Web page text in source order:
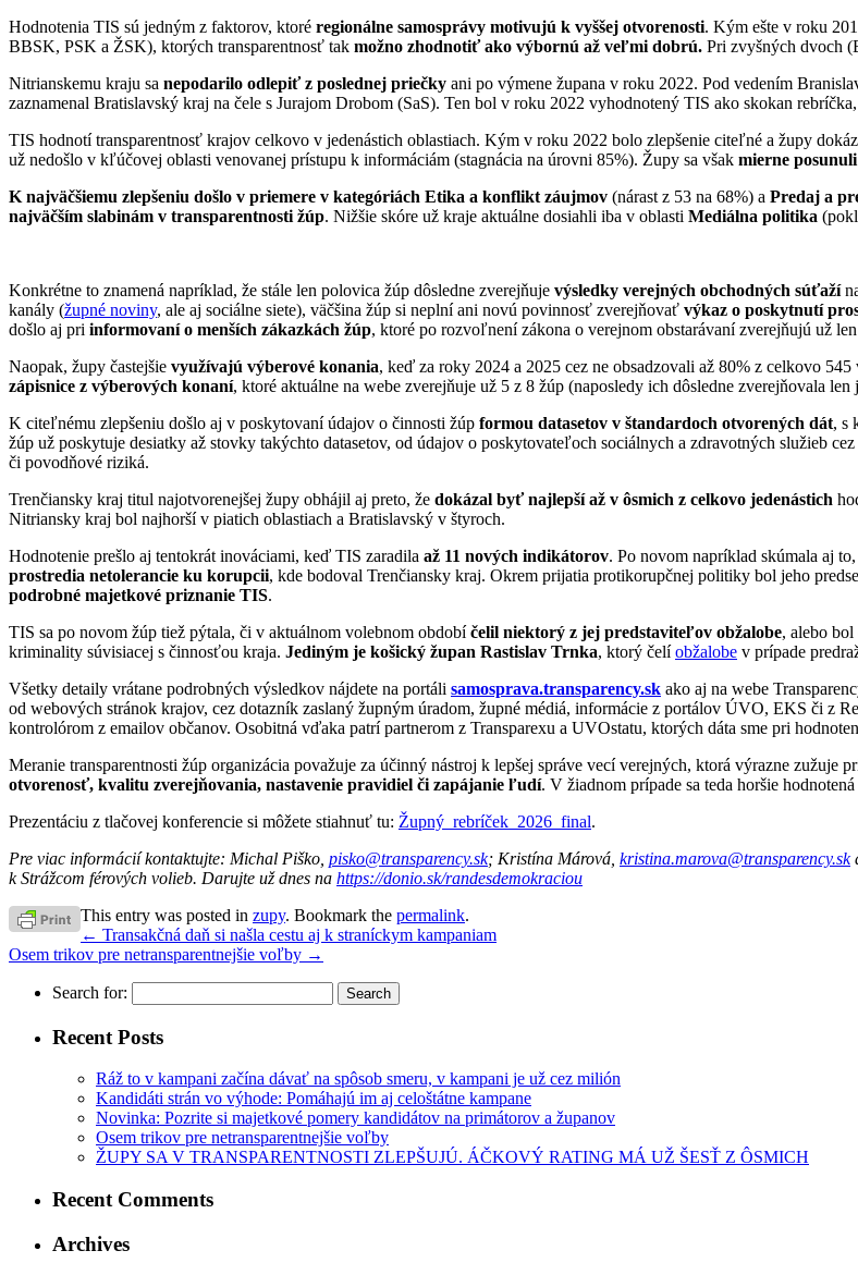
Hodnotenia TIS sú jedným z faktorov, ktoré regionálne samosprávy motivujú k vyššej otvorenosti. Kým ešte v roku
BBSK, PSK a ŽSK), ktorých transparentnosť tak možno zhodnotiť ako výbornú až veľmi dobrú. Pri zvyšných dvoch
Nitrianskemu kraju sa nepodarilo odlepiť z poslednej priečky ani po výmene župana v roku 2022. Pod vedením
zaznamenal Bratislavský kraj na čele s Jurajom Drobom (SaS). Ten bol v roku 2022 vyhodnotený TIS ako skokan rebríčka,
TIS hodnotí transparentnosť krajov celkovo v jedenástich oblastiach. Kým v roku 2022 bolo zlepšenie citeľné a župy
už nedošlo v kľúčovej oblasti venovanej prístupu k informáciám (stagnácia na úrovni 85%). Župy sa však mierne
K najväčšiemu zlepšeniu došlo v priemere v kategóriách Etika a konflikt záujmov (nárast z 53 na 68%) a Predaj a
najväčším slabinám v transparentnosti žúp. Nižšie skóre už kraje aktuálne dosiahli iba v oblasti Mediálna politika
Konkrétne to znamená napríklad, že stále len polovica žúp dôsledne zverejňuje výsledky verejných obchodných súťaží
kanály (župné noviny, ale aj sociálne siete), väčšina žúp si neplní ani novú povinnosť zverejňovať výkaz o poskytnutí
došlo aj pri informovaní o menších zákazkách žúp, ktoré po rozvoľnení zákona o verejnom obstarávaní zverejňujú už
Naopak, župy častejšie využívajú výberové konania, keď za roky 2024 a 2025 cez ne obsadzovali až 80% z celkovo
zápisnice z výberových konaní, ktoré aktuálne na webe zverejňuje už 5 z 8 žúp (naposledy ich dôsledne zverejňovala len
K citeľnému zlepšeniu došlo aj v poskytovaní údajov o činnosti žúp formou datasetov v štandardoch otvorených dát, s
žúp už poskytuje desiatky až stovky takýchto datasetov, od údajov o poskytovateľoch sociálnych a zdravotných služieb
či povodňové riziká.
Trenčiansky kraj titul najotvorenejšej župy obhájil aj preto, že dokázal byť najlepší až v ôsmich z celkovo jedenástich
Nitriansky kraj bol najhorší v piatich oblastiach a Bratislavský v štyroch.
Hodnotenie prešlo aj tentokrát inováciami, keď TIS zaradila až 11 nových indikátorov. Po novom napríklad skúmala aj
prostredia netolerancie ku korupcii, kde bodoval Trenčiansky kraj. Okrem prijatia protikorupčnej politiky bol jeho
podrobné majetkové priznanie TIS.
TIS sa po novom žúp tiež pýtala, či v aktuálnom volebnom obdobíčelil niektorý z jej predstaviteľov obžalobe, alebo
kriminality súvisiacej s činnosťou kraja. Jediným je košický župan Rastislav Trnka, ktorý čelíobžalobe v prípade
Všetky detaily vrátane podrobných výsledkov nájdete na portáli samosprava.transparency.sk ako aj na webe
od webových stránok krajov, cez dotazník zaslaný župným úradom, župné médiá, informácie z portálov ÚVO, EKS či z
kontrolórom z emailov občanov. Osobitná vďaka patrí partnerom z Transparexu a UVOstatu, ktorých dáta sme pri
Meranie transparentnosti žúp organizácia považuje za účinný nástroj k lepšej správe vecí verejných, ktorá výrazne zužuje
otvorenosť, kvalitu zverejňovania, nastavenie pravidiel či zapájanie ľudí. V žiadnom prípade sa teda horšie
Prezentáciu z tlačovej konferencie si môžete stiahnuť tu: Župný_rebríček_2026_final.
Pre viac informácií kontaktujte: Michal Piško, pisko@transparency.sk; Kristína Márová, kristina.marova@transparency.sk
k Strážcom férových volieb. Darujte už dnes na https://donio.sk/randesdemokraciou
This entry was posted in zupy. Bookmark the permalink.
← Transakčná daň si našla cestu aj k straníckym kampaniam
Osem trikov pre netransparentnejšie voľby →
Search for:
Recent Posts
Ráž to v kampani začína dávať na spôsob smeru, v kampani je už cez milión
Kandidáti strán vo výhode: Pomáhajú im aj celoštátne kampane
Novinka: Pozrite si majetkové pomery kandidátov na primátorov a županov
Osem trikov pre netransparentnejšie voľby
ŽUPY SA V TRANSPARENTNOSTI ZLEPŠUJÚ. ÁČKOVÝ RATING MÁ UŽ ŠESŤ Z ÔSMICH
Recent Comments
Archives